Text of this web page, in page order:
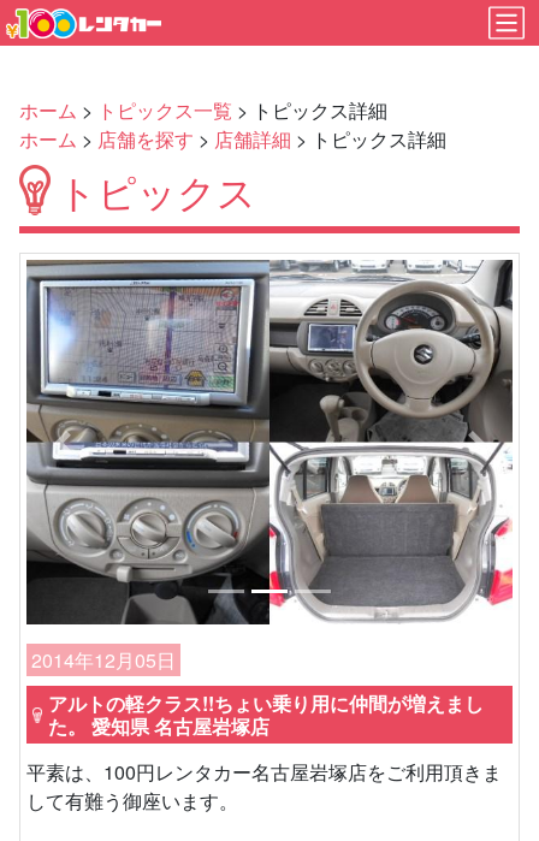
ホーム > トピックス一覧 > トピックス詳細
ホーム > 店舗を探す > 店舗詳細 > トピックス詳細
トピックス
Previous Next
2014年12月05日
アルトの軽クラス!!ちょい乗り用に仲間が増えまし
た。 愛知県 名古屋岩塚店
平素は、100円レンタカー名古屋岩塚店をご利用頂きま
して有難う御座います。